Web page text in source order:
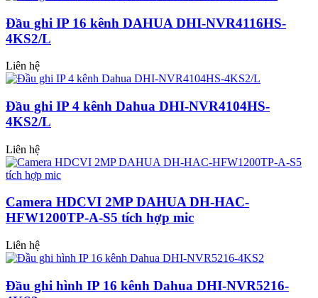
Đầu ghi IP 16 kênh DAHUA DHI-NVR4116HS-
4KS2/L
Liên hệ
Đầu ghi IP 4 kênh Dahua DHI-NVR4104HS-
4KS2/L
Liên hệ
Camera HDCVI 2MP DAHUA DH-HAC-
HFW1200TP-A-S5 tích hợp mic
Liên hệ
Đầu ghi hình IP 16 kênh Dahua DHI-NVR5216-